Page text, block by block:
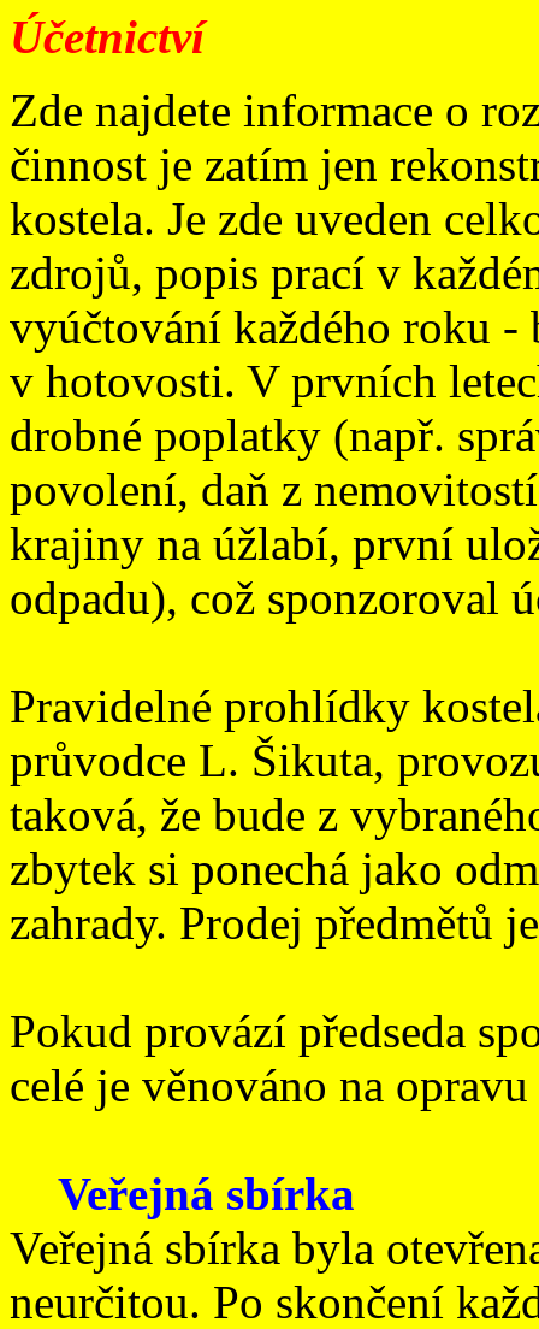
Účetnictví
Zde najdete informace o
činnost je zatím jen
kostela. Je zde uveden
zdrojů, popis prací v
vyúčtování každého roku -
v hotovosti. V prvních
drobné poplatky (např.
povolení, daň z
krajiny na úžlabí, první
odpadu), což sponzoroval
Pravidelné prohlídky
průvodce L. Šikuta,
taková, že bude z
zbytek si ponechá jako
zahrady. Prodej předmětů
Pokud provází předseda
celé je věnováno na
Veřejná sbírka
Veřejná sbírka byla
neurčitou. Po skončení